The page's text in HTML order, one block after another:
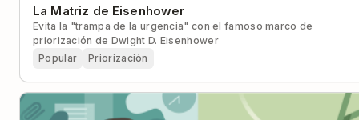
La Matriz de Eisenhower
Evita la "trampa de la urgencia" con el famoso marco de
priorización de Dwight D. Eisenhower
Popular
Priorización